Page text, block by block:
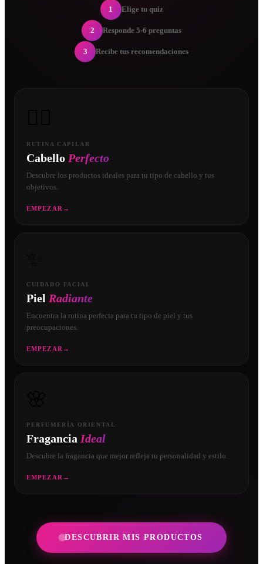
1 Elige tu quiz
2 Responde 5-6 preguntas
3 Recibe tus recomendaciones
RUTINA CAPILAR
Cabello Perfecto
Descubre los productos ideales para tu tipo de cabello y tus
objetivos.
EMPEZAR →
CUIDADO FACIAL
Piel Radiante
Encuentra la rutina perfecta para tu tipo de piel y tus
preocupaciones.
EMPEZAR →
PERFUMERÍA ORIENTAL
Fragancia Ideal
Descubre la fragancia que mejor refleja tu personalidad y estilo.
EMPEZAR →
DESCUBRIR MIS PRODUCTOS